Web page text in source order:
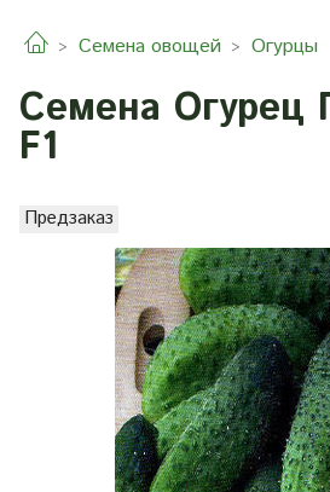
Семена овощей Огурцы
Семена Огурец
F1
Предзаказ